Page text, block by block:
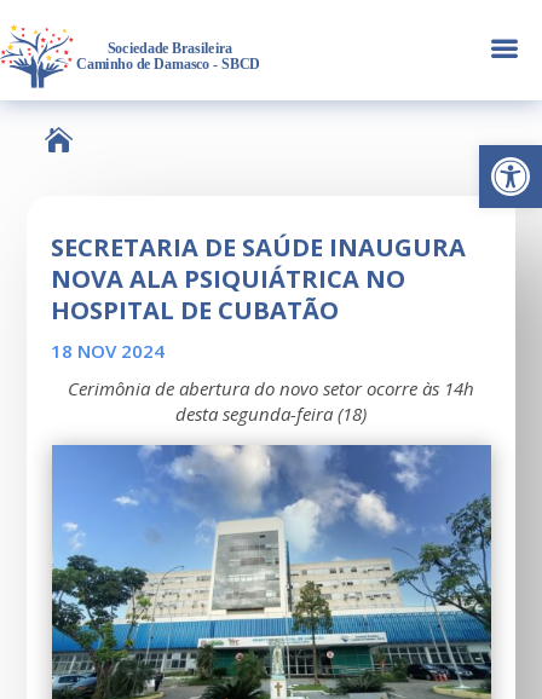
Abrir
a

SECRETARIA DE SAÚDE INAUGURA
NOVA ALA PSIQUIÁTRICA NO
HOSPITAL DE CUBATÃO
18 NOV 2024
Cerimônia de abertura do novo setor ocorre às 14h
desta segunda-feira (18)